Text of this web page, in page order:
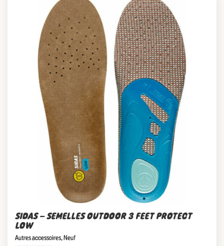
SIDAS – SEMELLES OUTDOOR 3 FEET PROTECT
LOW
Autres accessoires,Neuf